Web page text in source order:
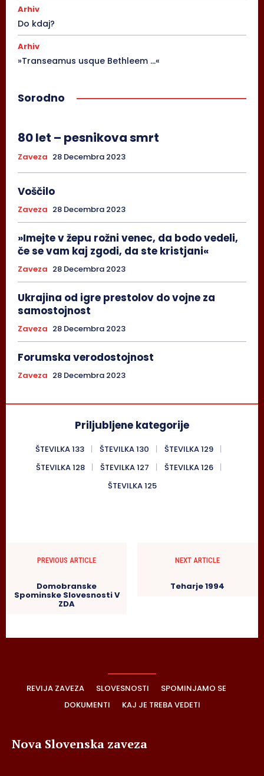
Arhiv
Do kdaj?
Arhiv
»Transeamus usque Bethleem …«
Sorodno
80 let – pesnikova smrt
Zaveza 28 Decembra 2023
Voščilo
Zaveza 28 Decembra 2023
»Imejte v žepu rožni venec, da bodo vedeli,
če se vam kaj zgodi, da ste kristjani«
Zaveza 28 Decembra 2023
Ukrajina od igre prestolov do vojne za
samostojnost
Zaveza 28 Decembra 2023
Forumska verodostojnost
Zaveza 28 Decembra 2023
Priljubljene kategorije
ŠTEVILKA 133 ŠTEVILKA 130
ŠTEVILKA 129
ŠTEVILKA 128
ŠTEVILKA 127
ŠTEVILKA 126
ŠTEVILKA 125
PREVIOUS ARTICLE
Domobranske
Spominske Slovesnosti V
ZDA
NEXT ARTICLE
Teharje 1994
REVIJA ZAVEZA SLOVESNOSTI
SPOMINJAMO SE
DOKUMENTI
KAJ JE TREBA VEDETI
Nova Slovenska zaveza